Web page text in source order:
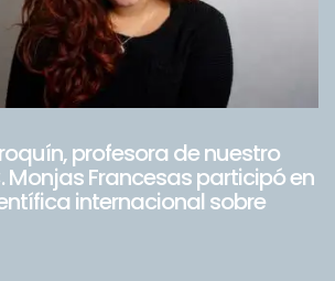
profesora de nuestro
Monjas Francesas participó en
internacional sobre